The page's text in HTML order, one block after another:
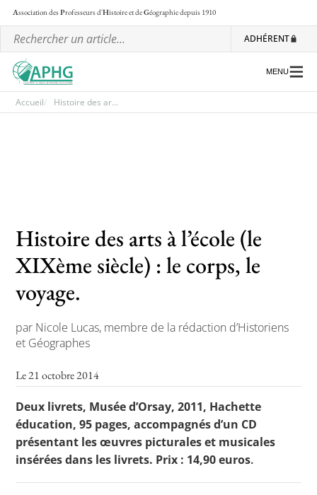
Association desProfesseurs d'Histoire et deGéographiedepuis 1910
ADHÉRENT
Communiqués et motions
Lettre d’information de l’APHG
L’APHG dans la presse
Les rendez-vous de l’APHG
Concours de recrutement
Concours scolaires
Conférences, tables rondes
MENU
Accueil Histoire des ar...
Histoire des arts à l’école (le
XIXème siècle) : le corps, le
voyage.
par Nicole Lucas, membre de la rédaction d’Historiens
et Géographes
Le 21 octobre 2014
Deux livrets, Musée d’Orsay, 2011, Hachette
éducation, 95 pages, accompagnés d’un CD
présentant les œuvres picturales et musicales
insérées dans les livrets. Prix : 14,90 euros.